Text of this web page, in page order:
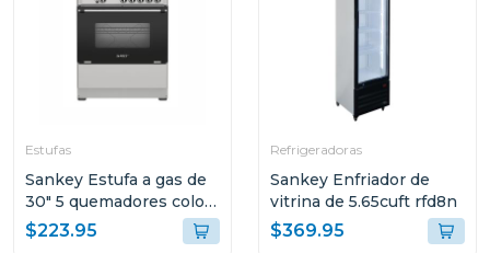
Estufas
Sankey Estufa a gas de
30" 5 quemadores color
gris berta
$223.95
Refrigeradoras
Sankey Enfriador de
vitrina de 5.65cuft rfd8n
$369.95